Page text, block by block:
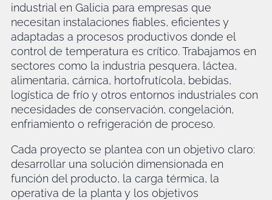
industrial en Galicia para empresas que
necesitan instalaciones fiables, eficientes y
adaptadas a procesos productivos donde el
control de temperatura es crítico. Trabajamos en
sectores como la industria pesquera, láctea,
alimentaria, cárnica, hortofrutícola, bebidas,
logística de frío y otros entornos industriales con
necesidades de conservación, congelación,
enfriamiento o refrigeración de proceso.
Cada proyecto se plantea con un objetivo claro:
desarrollar una solución dimensionada en
función del producto, la carga térmica, la
operativa de la planta y los objetivos